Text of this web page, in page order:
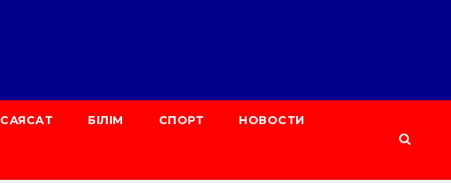
САЯСАТ БІЛІМ СПОРТ НОВОСТИ